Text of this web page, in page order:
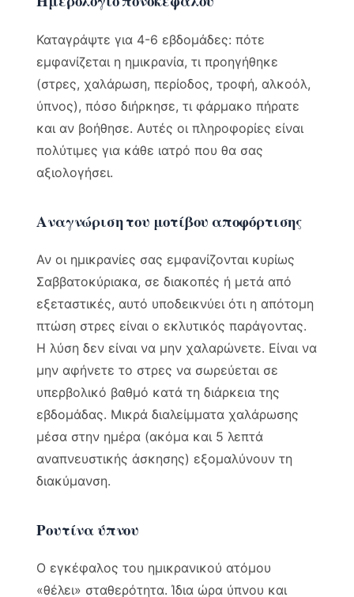
Καταγράψτε για 4-6 εβδομάδες: πότε
εμφανίζεται η ημικρανία, τι προηγήθηκε
(στρες, χαλάρωση, περίοδος, τροφή, αλκοόλ,
ύπνος), πόσο διήρκησε, τι φάρμακο πήρατε
και αν βοήθησε. Αυτές οι πληροφορίες είναι
πολύτιμες για κάθε ιατρό που θα σας
αξιολογήσει.
Αναγνώριση του μοτίβου αποφόρτισης
Αν οι ημικρανίες σας εμφανίζονται κυρίως
Σαββατοκύριακα, σε διακοπές ή μετά από
εξεταστικές, αυτό υποδεικνύει ότι η απότομη
πτώση στρες είναι ο εκλυτικός παράγοντας.
Η λύση δεν είναι να μην χαλαρώνετε. Είναι να
μην αφήνετε το στρες να σωρεύεται σε
υπερβολικό βαθμό κατά τη διάρκεια της
εβδομάδας. Μικρά διαλείμματα χαλάρωσης
μέσα στην ημέρα (ακόμα και 5 λεπτά
αναπνευστικής άσκησης) εξομαλύνουν τη
διακύμανση.
Ρουτίνα ύπνου
Ο εγκέφαλος του ημικρανικού ατόμου
«θέλει» σταθερότητα. Ίδια ώρα ύπνου και